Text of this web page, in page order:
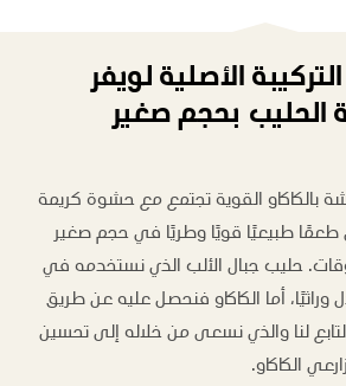
الأصلية لويفر
الحليب بحجم صغير
بالكاكاو القوية تجتمع مع حشوة كريمة
طعمًا طبيعيًا قويًا وطريًا في حجم صغير
حليب جبال الألب الذي نستخدمه في
أما الكاكاو فنحصل عليه عن طريق
التابع لنا والذي نسعى من خلاله إلى تحسين
الكاكاو.